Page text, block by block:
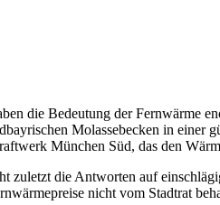
die Bedeutung der Fernwärme
Molassebecken in einer
München Süd, das den
die Antworten auf
nicht vom Stadtrat